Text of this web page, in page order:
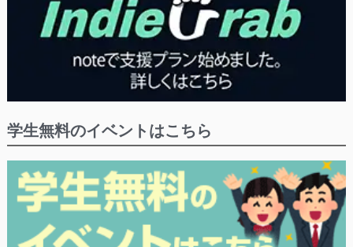
学生無料のイベントはこちら